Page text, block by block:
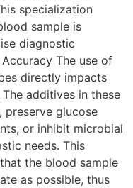
specialization
sample is
diagnostic
The use of
directly impacts
additives in these
glucose
or inhibit microbial
needs. This
the blood sample
as possible, thus